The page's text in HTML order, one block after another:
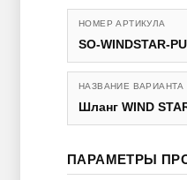
НОМЕР АРТИКУЛА
SO-WINDSTAR-
НАЗВАНИЕ ВАРИАНТА
Шланг WIND
ПАРАМЕТРЫ